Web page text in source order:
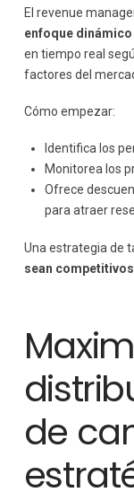
El revenue
enfoque dinámico
en tiempo real
factores del
Cómo empezar:
Identifica los
Monitorea los
Ofrece
para atraer
Una estrategia de
sean competitivos
de